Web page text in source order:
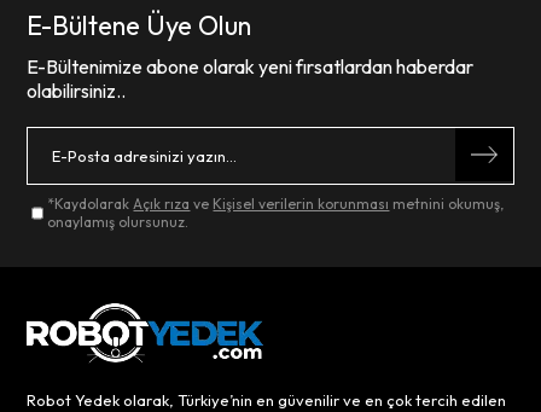
E-Bültene Üye Olun
E-Bültenimize abone olarak yeni fırsatlardan haberdar
olabilirsiniz..
*KaydolarakAçık rıza ve Kişisel verilerin korunması metnini okumuş,
onaylamış olursunuz.
Robot Yedek olarak, Türkiye’nin en güvenilir ve en çok tercih edilen